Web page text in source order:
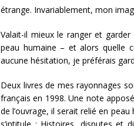
étrange. Invariablement, mon
Valait-il mieux le ranger et
peau humaine – et alors quelle
aucune hésitation, je préférais
Deux livres de mes rayonnages
français en 1998. Une note
de l’ouvrage, il serait relié en